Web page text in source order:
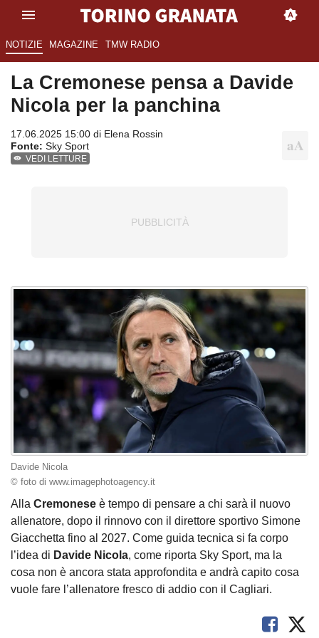
NOTIZIE MAGAZINE TMW RADIO
La Cremonese pensa a Davide
Nicola per la panchina
17.06.2025 15:00 di Elena Rossin
Fonte: Sky Sport
VEDI LETTURE
Davide Nicola
© foto di www.imagephotoagency.it
Alla Cremonese è tempo di pensare a chi sarà il nuovo
allenatore, dopo il rinnovo con il direttore sportivo Simone
Giacchetta fino al 2027. Come guida tecnica si fa corpo
l’idea di Davide Nicola, come riporta Sky Sport, ma la
cosa non è ancora stata approfondita e andrà capito cosa
vuole fare l’allenatore fresco di addio con il Cagliari.